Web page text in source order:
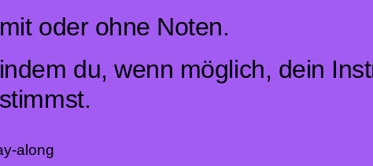
oder ohne Noten.
du, wenn möglich, dein
along